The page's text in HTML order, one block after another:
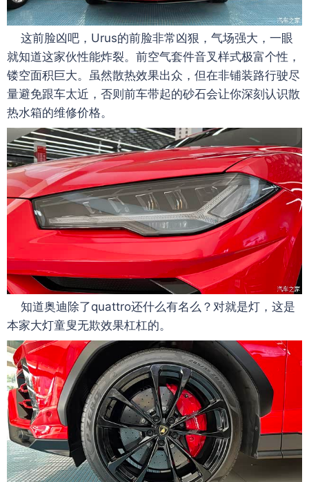
这前脸凶吧，Urus的前脸非常凶狠，气场强大，一眼
就知道这家伙性能炸裂。前空气套件音叉样式极富个性，
镂空面积巨大。虽然散热效果出众，但在非铺装路行驶尽
量避免跟车太近，否则前车带起的砂石会让你深刻认识散
热水箱的维修价格。
知道奥迪除了quattro还什么有名么？对就是灯，这是
本家大灯童叟无欺效果杠杠的。